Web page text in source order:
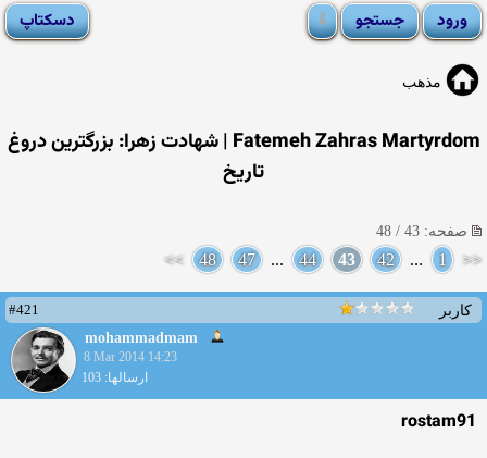
مذهب
Fatemeh Zahras Martyrdom | شهادت زهرا: بزرگترین دروغ
تاریخ
صفحه: 43 / 48
<<
1
...
42
43
44
...
47
48
>>
کاربر
#421
mohammadmam
8 Mar 2014 14:23
ارسالها: 103
rostam91